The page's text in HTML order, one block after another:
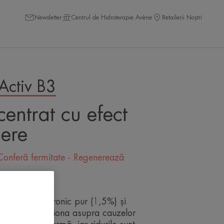
Newsletter Centrul de Hidroterapie Avène Retailerii Noștri
B3
cu efect
fermitate - Regenerează
de acid hialuronic pur (1,5%) și
pentru a acționa asupra cauzelor